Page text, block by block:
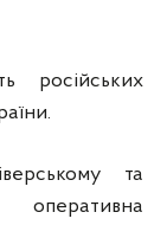
російських
та